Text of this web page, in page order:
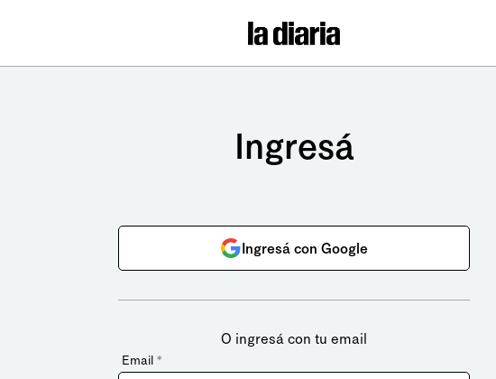
Ingresá
Ingresá con Google
O ingresá con tu email
Email *